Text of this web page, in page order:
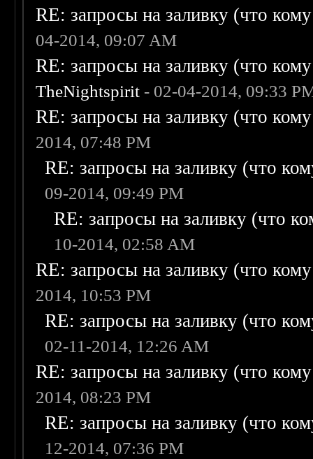
RE: запросы на заливку (что
04-2014, 09:07 AM
RE: запросы на заливку (что
TheNightspirit - 02-04-2014, 09:33
RE: запросы на заливку (что
2014, 07:48 PM
RE: запросы на заливку (что
09-2014, 09:49 PM
RE: запросы на заливку (что
10-2014, 02:58 AM
RE: запросы на заливку (что
2014, 10:53 PM
RE: запросы на заливку (что
02-11-2014, 12:26 AM
RE: запросы на заливку (что
2014, 08:23 PM
RE: запросы на заливку (что
12-2014, 07:36 PM